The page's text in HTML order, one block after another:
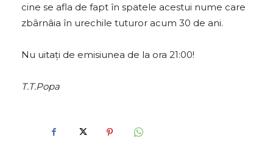
cine se afla de fapt în spatele acestui nume care
zbârnâia în urechile tuturor acum 30 de ani.
Nu uitați de emisiunea de la ora 21:00!
T.T.Popa